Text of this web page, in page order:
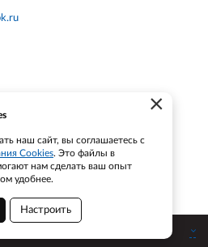
×
наш сайт, вы соглашаетесь с
Cookies. Это файлы в
нам сделать ваш опыт
удобнее.
Настроить